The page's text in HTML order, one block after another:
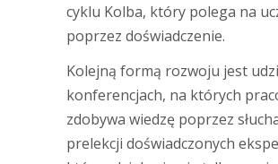
cyklu Kolba, który polega na
poprzez doświadczenie.
Kolejną formą rozwoju jest
konferencjach, na których
zdobywa wiedzę poprzez
prelekcji doświadczonych